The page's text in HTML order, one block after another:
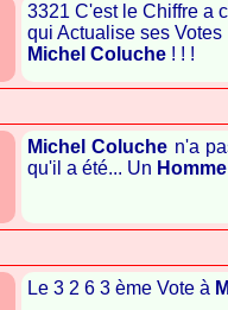
3321 C'est le Chiffre a
qui Actualise ses Votes
Michel Coluche ! ! !
Michel Coluche n'a
qu'il a été... Un Homme
Le 3 2 6 3 ème Vote à